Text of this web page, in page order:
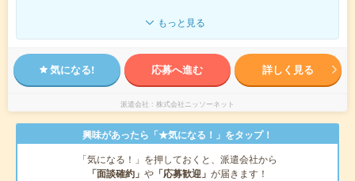
もっと見る
気になる! 応募へ進む 詳しく見る
派遣会社 株式会社ニッソーネット
興味があったら「★気になる！」をタップ！
「気になる！」を押しておくと、派遣会社から
「面談確約」 や 「応募歓迎」 が届きます！